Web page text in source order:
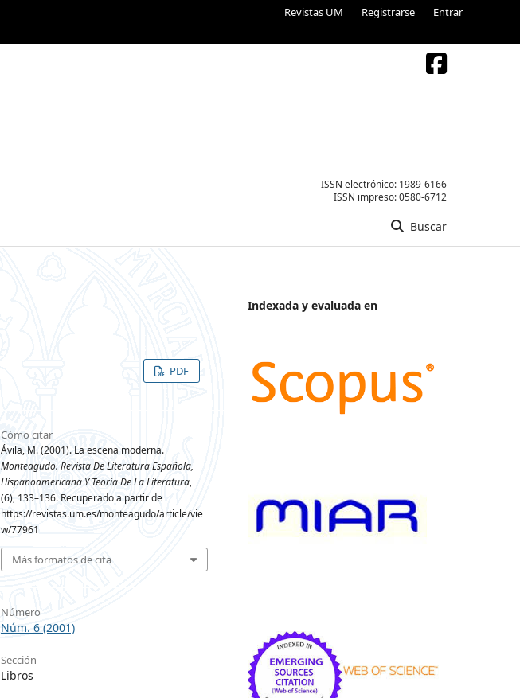
Revistas UM Registrarse Entrar
ISSN electrónico: 1989-6166
ISSN impreso:0580-6712
Buscar
PDF
Cómo citar
Ávila, M. (2001). La escena moderna.
Monteagudo. Revista De Literatura Española,
Hispanoamericana Y Teoría De La Literatura,
(6), 133–136. Recuperado a partir de
https://revistas.um.es/monteagudo/article/vie
w/77961
Más formatos de cita
Número
Núm. 6 (2001)
Sección
Libros
Indexada y evaluada en